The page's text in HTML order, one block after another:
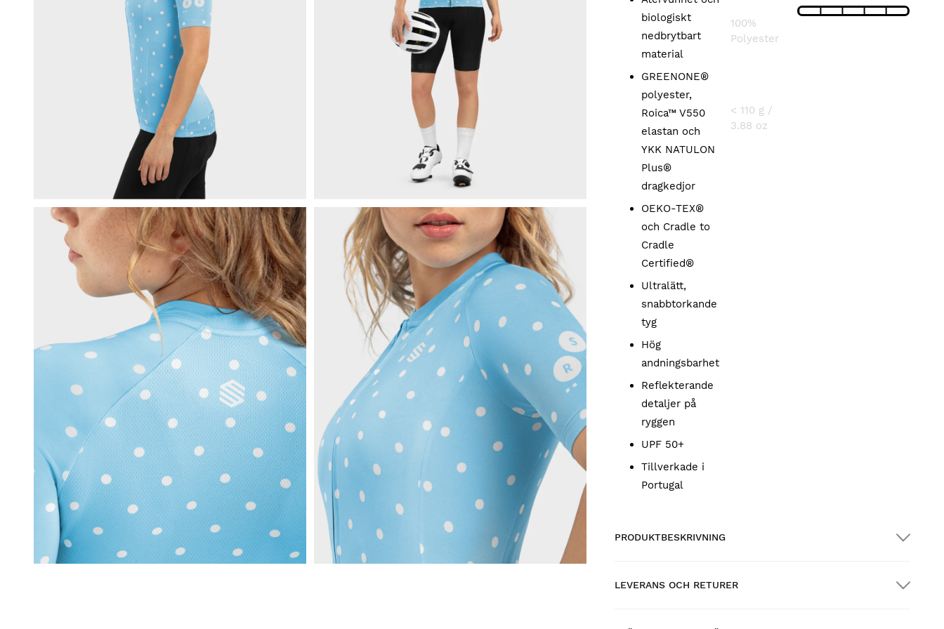
biologiskt
nedbrytbart
material
GREENONE®
polyester,
Roica™ V550
elastan och
YKK NATULON
Plus®
dragkedjor
OEKO-TEX®
och Cradle to
Cradle
Certified®
Ultralätt,
snabbtorkande
tyg
Hög
andningsbarhet
Reflekterande
detaljer på
ryggen
UPF 50+
Tillverkade i
Portugal
100%
Polyester
< 110 g /
3.88 oz
PRODUKTBESKRIVNING
LEVERANS OCH RETURER